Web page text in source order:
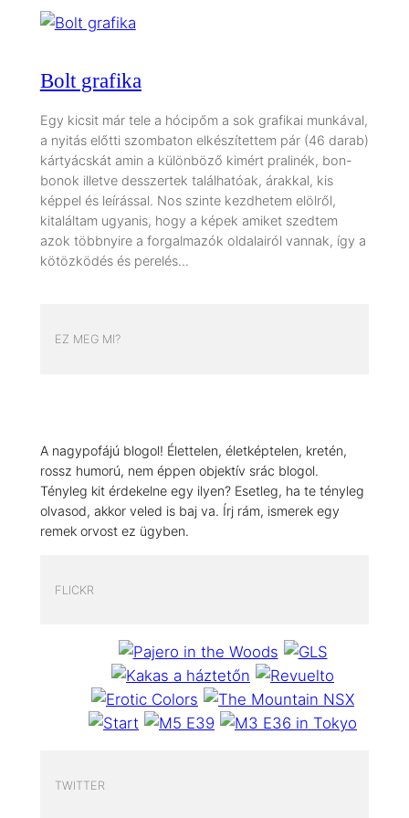
Bolt grafika
Egy kicsit már tele a hócipőm a sok grafikai munkával,
a nyitás előtti szombaton elkészítettem pár (46 darab)
kártyácskát amin a különböző kimért pralinék, bon-
bonok illetve desszertek találhatóak, árakkal, kis
képpel és leírással. Nos szinte kezdhetem elölről,
kitaláltam ugyanis, hogy a képek amiket szedtem
azok többnyire a forgalmazók oldalairól vannak, így a
kötözködés és perelés…
EZ MEG MI?
A nagypofájú blogol! Élettelen, életképtelen, kretén,
rossz humorú, nem éppen objektív srác blogol.
Tényleg kit érdekelne egy ilyen? Esetleg, ha te tényleg
olvasod, akkor veled is baj va. Írj rám, ismerek egy
remek orvost ez ügyben.
FLICKR
TWITTER